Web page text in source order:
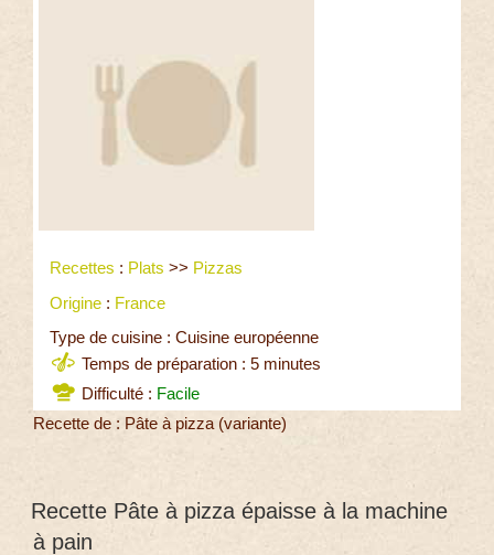
Recettes : Plats >> Pizzas
Origine : France
Type de cuisine : Cuisine européenne
Temps de préparation : 5 minutes
Difficulté : Facile
Recette de : Pâte à pizza (variante)
Recette Pâte à pizza épaisse à la machine
à pain